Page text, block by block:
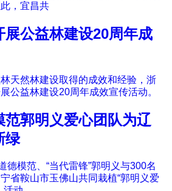
，宜昌共
展公益林建设20周年成
天然林建设取得的成效和经验，浙
公益林建设20周年成效宣传活动。
范郭明义爱心团队为辽
绿
德模范、“当代雷锋”郭明义与300名
省鞍山市玉佛山共同栽植“郭明义爱